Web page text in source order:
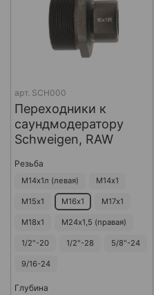
арт. SCH000
Переходники к
саундмодератору
Schweigen, RAW
Резьба
М14х1л (левая) М14х1
М15х1 М16х1 М17х1
М18х1 М24х1,5 (правая)
1/2"-20 1/2"-28 5/8"-24
9/16-24
Глубина